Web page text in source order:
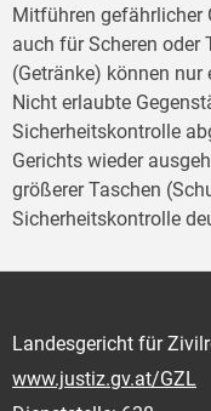
Mitführen gefährlicher
auch für Scheren oder
(Getränke) können
Nicht erlaubte
Sicherheitskontrolle
Gerichts wieder
größerer Taschen
Sicherheitskontrolle
Landesgericht für
www.justiz.gv.at/GZL